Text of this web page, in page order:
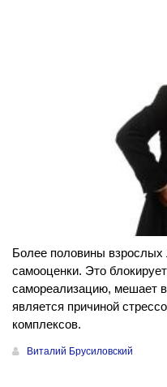
Более половины
самооценки. Это
самореализацию, мешает
является причиной
комплексов.
Виталий Брусиловский